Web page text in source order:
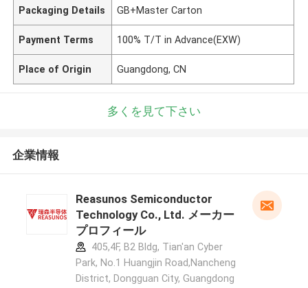
Packaging Details GB+Master Carton
Payment Terms 100% T/T in Advance(EXW)
Place of Origin Guangdong, CN
多くを見て下さい
企業情報
Reasunos Semiconductor
Technology Co., Ltd. メーカー
プロフィール
405,4F, B2 Bldg, Tian'an Cyber
Park, No.1 Huangjin Road,Nancheng
District, Dongguan City, Guangdong